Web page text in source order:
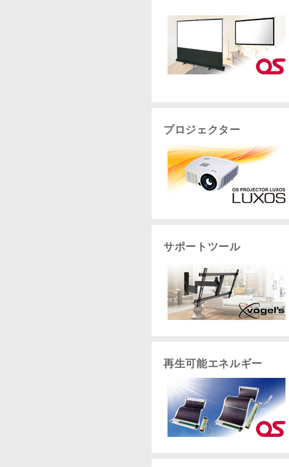
プロジェクター
サポートツール
再生可能エネルギー